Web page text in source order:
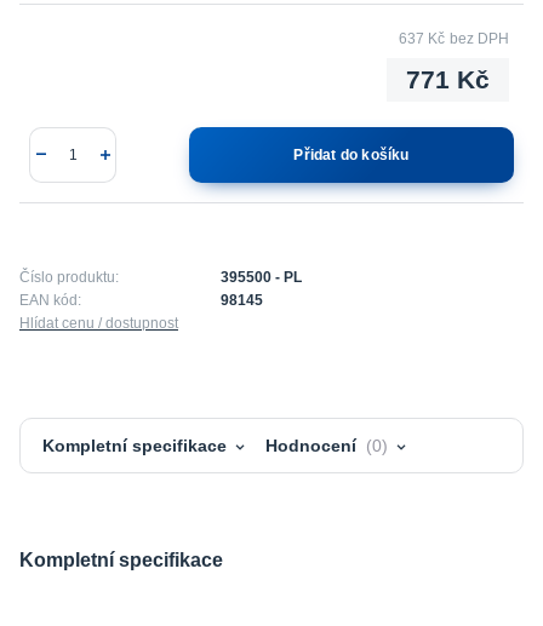
771 Kč
637 Kč bez DPH
Přidat do košíku
Číslo produktu:
395500 - PL
EAN kód:
98145
Hlídat cenu / dostupnost
Kompletní specifikace Hodnocení 0
Kompletní specifikace